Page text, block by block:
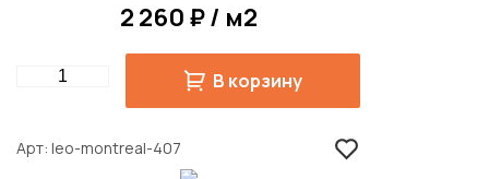
2 260 ₽ / м2
Quantity В корзину
Арт leo-montreal-407